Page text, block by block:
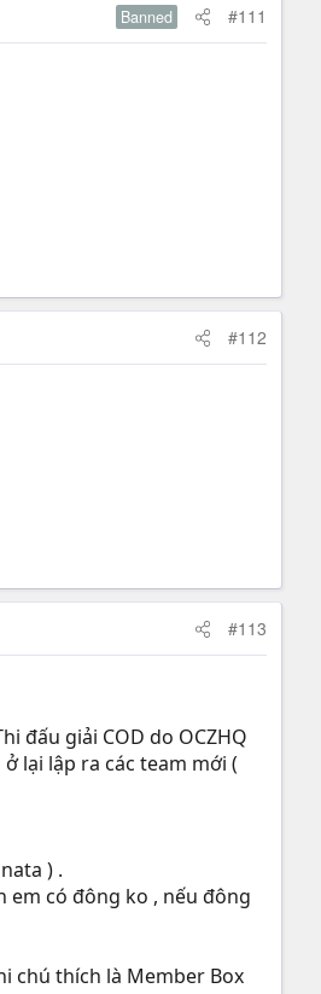
Banned #111
#112
#113
đấu giải COD do OCZHQ
lại lập ra các team mới (
) .
em có đông ko , nếu đông
chú thích là Member Box